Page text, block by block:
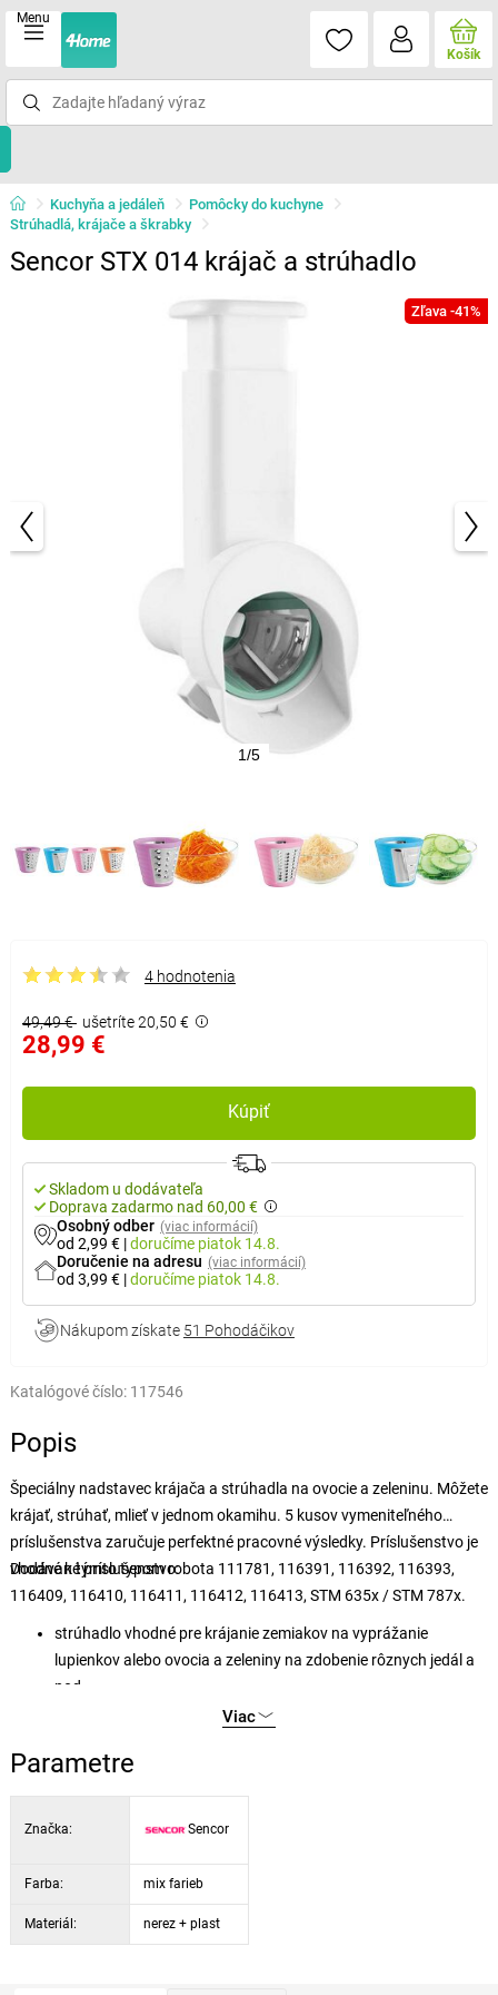
Menu
Košík
Kuchyňa a jedáleň
Pomôcky do kuchyne
Strúhadlá, krájače a škrabky
Sencor STX 014 krájač a strúhadlo
Zľava -41%
1/5
4 hodnotenia
49,49 € ušetríte 20,50 €
28,99 €
Kúpiť
Skladom u dodávateľa
Doprava zadarmo nad 60,00 €
Osobný odber (viac informácií)
od 2,99 € |doručíme piatok 14.8.
Doručenie na adresu (viac informácií)
od 3,99 € |doručíme piatok 14.8.
Nákupom získate 51 Pohodáčikov
Katalógové číslo: 117546
Popis
Špeciálny nadstavec krájača a strúhadla na ovocie a zeleninu. Môžete
krájať, strúhať, mlieť v jednom okamihu. 5 kusov vymeniteľného
príslušenstva zaručuje perfektné pracovné výsledky. Príslušenstvo je
vhodné k týmto typom robota 111781, 116391, 116392, 116393,
116409, 116410, 116411, 116412, 116413, STM 635x / STM 787x.
Dodávané príslušenstvo:
strúhadlo vhodné pre krájanie zemiakov na vyprážanie
lupienkov alebo ovocia a zeleniny na zdobenie rôznych jedál a
pod.
hrubé strúhadlo vhodné pre strúhanie zeleniny do polievok, na
zeleniny do šalátov atď.
jemné strúhadlo vhodné na prípravu ovocných a zeleninových
šalátov alebo syrových a zeleninových nátierok atď.
mandlí, orechov a na výrobu strúhanky z tvrdého pečiva a pod.
Viac
Parametre
Značka: Sencor
Farba: mix farieb
Materiál: nerez + plast